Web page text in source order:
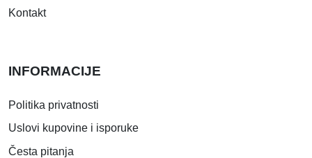
Kontakt
INFORMACIJE
Politika privatnosti
Uslovi kupovine i isporuke
Česta pitanja